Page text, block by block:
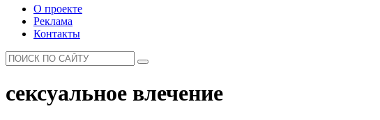
О проекте
Реклама
Контакты
сексуальное влечение